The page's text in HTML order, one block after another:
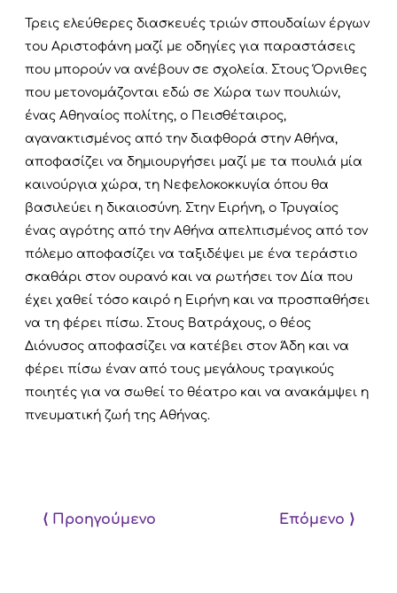
Τρεις ελεύθερες διασκευές τριών σπουδαίων έργων
του Αριστοφάνη μαζί με οδηγίες για παραστάσεις
που μπορούν να ανέβουν σε σχολεία. Στους Όρνιθες
που μετονομάζονται εδώ σε Χώρα των πουλιών,
ένας Αθηναίος πολίτης, ο Πεισθέταιρος,
αγανακτισμένος από την διαφθορά στην Αθήνα,
αποφασίζει να δημιουργήσει μαζί με τα πουλιά μία
καινούργια χώρα, τη Νεφελοκοκκυγία όπου θα
βασιλεύει η δικαιοσύνη. Στην Ειρήνη, ο Τρυγαίος
ένας αγρότης από την Αθήνα απελπισμένος από τον
πόλεμο αποφασίζει να ταξιδέψει με ένα τεράστιο
σκαθάρι στον ουρανό και να ρωτήσει τον Δία που
έχει χαθεί τόσο καιρό η Ειρήνη και να προσπαθήσει
να τη φέρει πίσω. Στους Βατράχους, ο θέος
Διόνυσος αποφασίζει να κατέβει στον Άδη και να
φέρει πίσω έναν από τους μεγάλους τραγικούς
ποιητές για να σωθεί το θέατρο και να ανακάμψει η
πνευματική ζωή της Αθήνας.
⟨ Προηγούμενο Επόμενο ⟩